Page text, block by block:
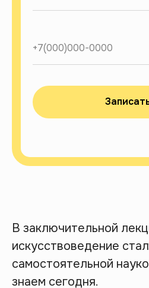
В заключительной
искусствоведение
самостоятельной
знаем сегодня.